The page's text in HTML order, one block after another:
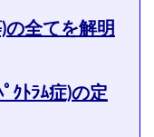
全てを解明
ｸﾄﾗﾑ症)の定